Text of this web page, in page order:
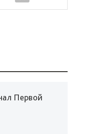
Первой